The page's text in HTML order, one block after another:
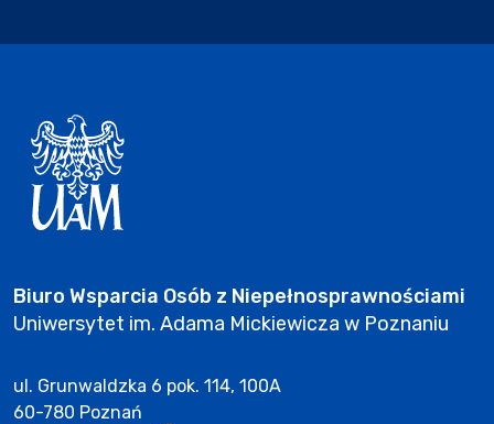
Biuro Wsparcia Osób z Niepełnosprawnościami
Uniwersytet im. Adama Mickiewicza w Poznaniu
ul. Grunwaldzka 6 pok. 114, 100A
60-780 Poznań